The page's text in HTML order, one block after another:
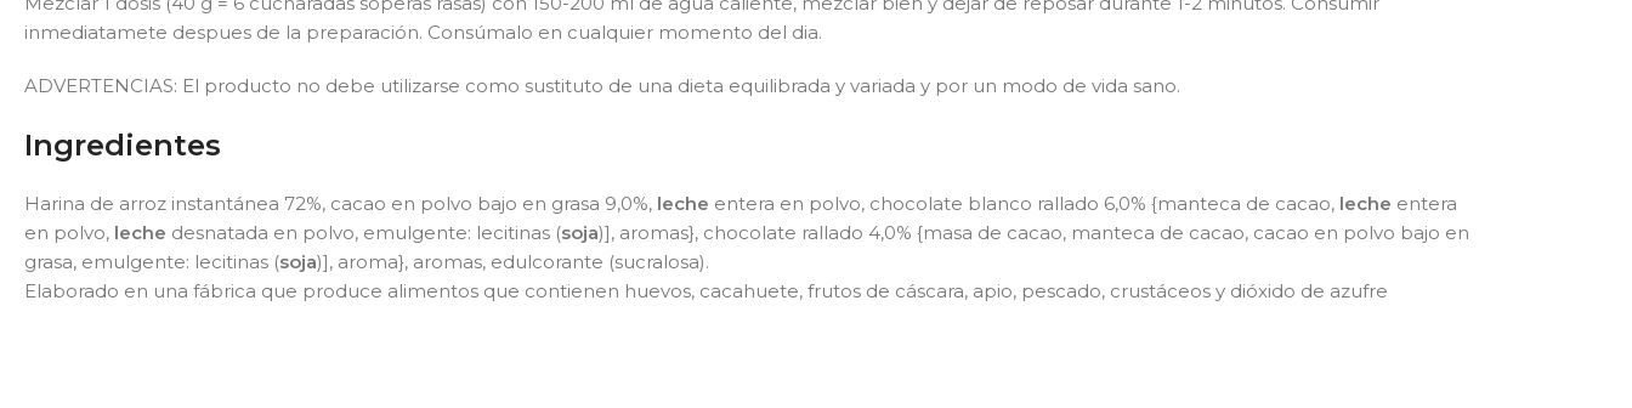
inmediatamete despues de la preparación. Consúmalo en cualquier momento del dia.
ADVERTENCIAS: El producto no debe utilizarse como sustituto de una dieta equilibrada y variada y por un modo de vida sano.
Ingredientes
Harina de arroz instantánea 72%, cacao en polvo bajo en grasa 9,0%, leche entera en polvo, chocolate blanco rallado 6,0% {manteca de cacao, leche entera
en polvo, leche desnatada en polvo, emulgente: lecitinas (soja)], aromas}, chocolate rallado 4,0% {masa de cacao, manteca de cacao, cacao en polvo bajo en
grasa, emulgente: lecitinas (soja)], aroma}, aromas, edulcorante (sucralosa).
Elaborado en una fábrica que produce alimentos que contienen huevos, cacahuete, frutos de cáscara, apio, pescado, crustáceos y dióxido de azufre